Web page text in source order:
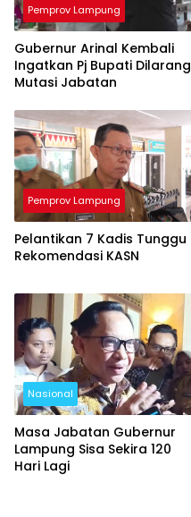
Pemprov Lampung
Gubernur Arinal Kembali
Ingatkan Pj Bupati Dilarang
Mutasi Jabatan
Pemprov Lampung
Pelantikan 7 Kadis Tunggu
Rekomendasi KASN
Nasional
Masa Jabatan Gubernur
Lampung Sisa Sekira 120
Hari Lagi